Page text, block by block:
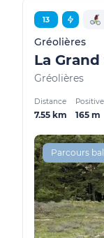
13
Gréolières
La
Gréolières
Distance
7.55 km 165 m
Parcours